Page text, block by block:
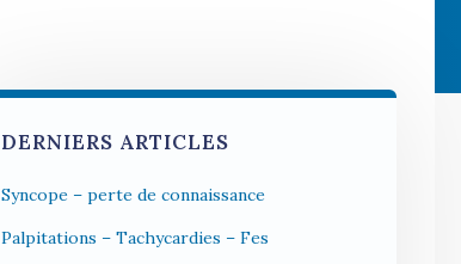
DERNIERS ARTICLES
Syncope – perte de connaissance
Palpitations – Tachycardies – Fes